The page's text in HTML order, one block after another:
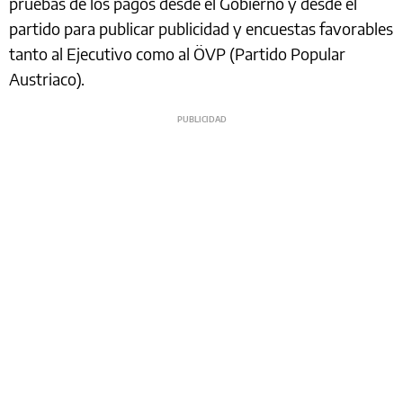
partido para publicar publicidad y encuestas favorables
tanto al Ejecutivo como al ÖVP (Partido Popular
Austriaco).